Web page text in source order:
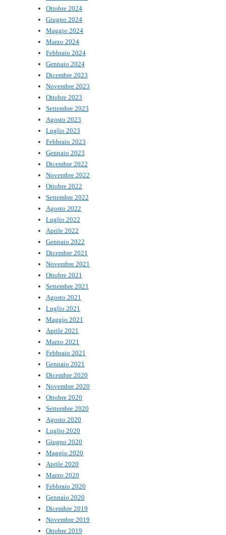
Ottobre 2024
Giugno 2024
Maggio 2024
Marzo 2024
Febbraio 2024
Gennaio 2024
Dicembre 2023
Novembre 2023
Ottobre 2023
Settembre 2023
Agosto 2023
Luglio 2023
Febbraio 2023
Gennaio 2023
Dicembre 2022
Novembre 2022
Ottobre 2022
Settembre 2022
Agosto 2022
Luglio 2022
Aprile 2022
Gennaio 2022
Dicembre 2021
Novembre 2021
Ottobre 2021
Settembre 2021
Agosto 2021
Luglio 2021
Maggio 2021
Aprile 2021
Marzo 2021
Febbraio 2021
Gennaio 2021
Dicembre 2020
Novembre 2020
Ottobre 2020
Settembre 2020
Agosto 2020
Luglio 2020
Giugno 2020
Maggio 2020
Aprile 2020
Marzo 2020
Febbraio 2020
Gennaio 2020
Dicembre 2019
Novembre 2019
Ottobre 2019